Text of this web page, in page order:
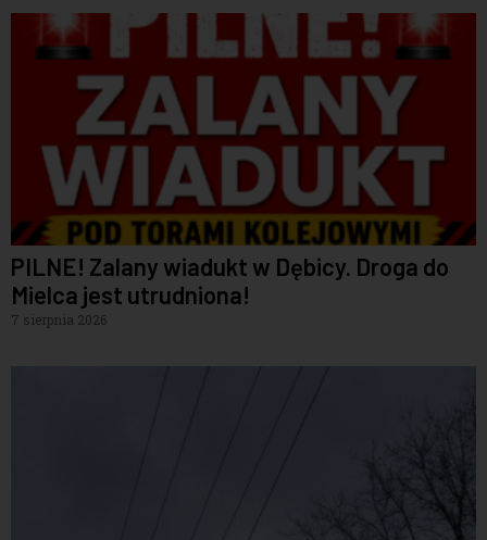
PILNE! Zalany wiadukt w Dębicy. Droga do
Mielca jest utrudniona!
7 sierpnia 2026